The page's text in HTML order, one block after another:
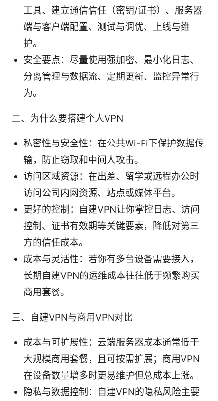
工具、建立通信信任（密钥/证书）、服务器
端与客户端配置、测试与调优、上线与维
护。
安全要点：尽量使用强加密、最小化日志、
分离管理与数据流、定期更新、监控异常行
为。
二、为什么要搭建个人VPN
私密性与安全性：在公共Wi-Fi下保护数据传
输，防止窃取和中间人攻击。
访问区域资源：在出差、留学或远程办公时
访问公司内网资源、站点或媒体平台。
更好的控制：自建VPN让你掌控日志、访问
控制、证书有效期等关键要素，降低对第三
方的信任成本。
成本与灵活性：若你有多台设备需要接入，
长期自建VPN的运维成本往往低于频繁购买
商用套餐。
三、自建VPN与商用VPN对比
成本与可扩展性：云端服务器成本通常低于
大规模商用套餐，且可按需扩展；商用VPN
在设备数量增多时更易维护但总成本上涨。
隐私与数据控制：自建VPN的隐私风险主要